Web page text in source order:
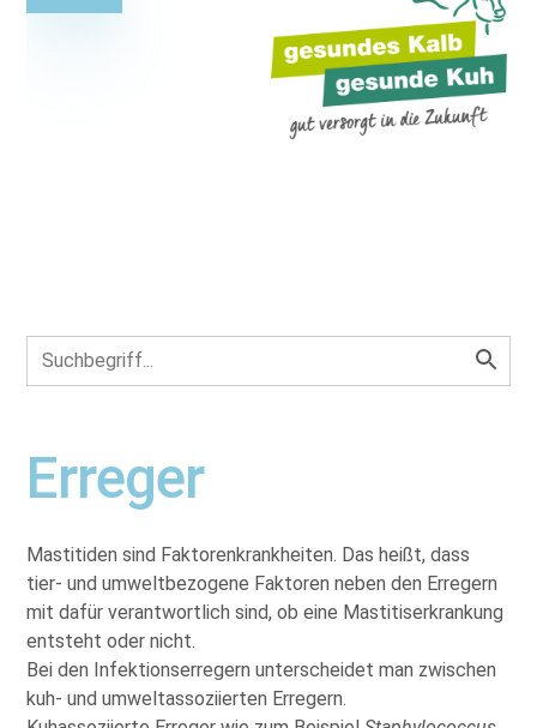
Erreger
Mastitiden sind Faktorenkrankheiten. Das heißt, dass
tier- und umweltbezogene Faktoren neben den Erregern
mit dafür verantwortlich sind, ob eine Mastitiserkrankung
entsteht oder nicht.
Bei den Infektionserregern unterscheidet man zwischen
kuh- und umweltassoziierten Erregern.